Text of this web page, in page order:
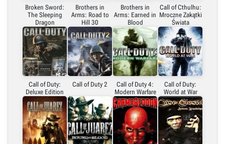
Broken Sword:
The Sleeping
Dragon
Brothers in
Arms: Road to
Hill 30
Brothers in
Arms: Earned in
Blood
Call of Cthulhu:
Mroczne Zakątki
Świata
Call of Duty:
Deluxe Edition
Call of Duty 2
Call of Duty 4:
Modern Warfare
Call of Duty:
World at War